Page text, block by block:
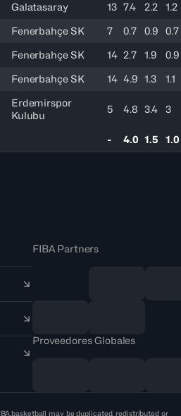
Galatasaray 13 7.4 2.2 1.2
Fenerbahçe SK 7 0.7 0.9 0.7
Fenerbahçe SK 14 2.7 1.9 0.9
Fenerbahçe SK 14 4.9 1.3 1.1
Erdemirspor
Kulubu
5 4.8 3.4 3
- 4.0 1.5 1.0
FIBA Partners
Proveedores Globales
may be duplicated, redistributed or